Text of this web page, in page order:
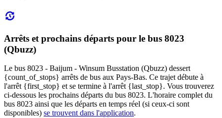
Arrêts et prochains départs pour le bus 8023
(Qbuzz)
Le bus 8023 - Baijum - Winsum Busstation (Qbuzz) dessert
{count_of_stops} arrêts de bus aux Pays-Bas. Ce trajet débute à
l'arrêt {first_stop} et se termine à l'arrêt {last_stop}. Vous trouverez
ci-dessous les prochains départs du bus 8023. L'horaire complet du
bus 8023 ainsi que les départs en temps réel (si ceux-ci sont
disponibles) se trouvent dans l'application.